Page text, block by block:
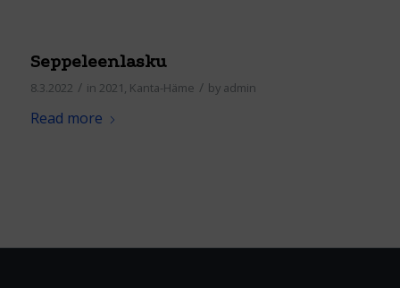
Seppeleenlasku
8.3.2022 / in 2021, Kanta-Häme / by admin
Read more